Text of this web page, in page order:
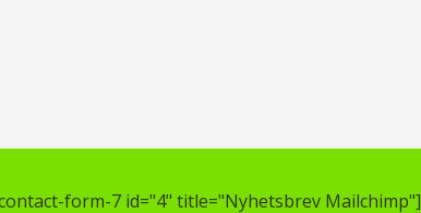
form-7 id="4" title="Nyhetsbrev Mailchimp"]